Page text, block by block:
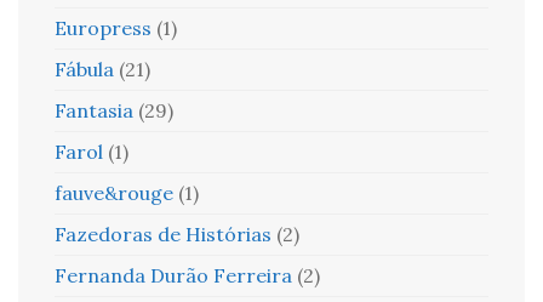
Europress (1)
Fábula (21)
Fantasia (29)
Farol (1)
fauve&rouge (1)
Fazedoras de Histórias (2)
Fernanda Durão Ferreira (2)